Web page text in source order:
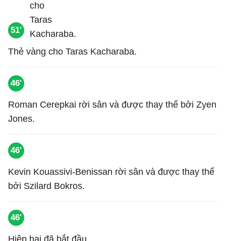
51'
Thẻ vàng cho Taras Kacharaba.
46'
Roman Cerepkai rời sân và được thay thế bởi Zyen
Jones.
46'
Kevin Kouassivi-Benissan rời sân và được thay thế
bởi Szilard Bokros.
46'
Hiệp hai đã bắt đầu.